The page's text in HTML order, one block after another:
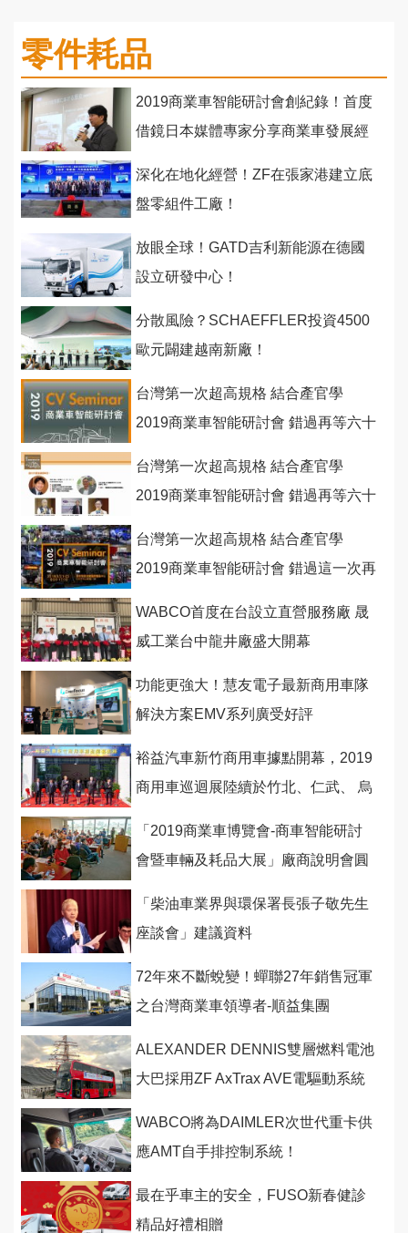
零件耗品
2019商業車智能研討會創紀錄！首度
借鏡日本媒體專家分享商業車發展經
深化在地化經營！ZF在張家港建立底
盤零組件工廠！
放眼全球！GATD吉利新能源在德國
設立研發中心！
分散風險？SCHAEFFLER投資4500
歐元闢建越南新廠！
台灣第一次超高規格 結合產官學
2019商業車智能研討會 錯過再等六十
台灣第一次超高規格 結合產官學
2019商業車智能研討會 錯過再等六十
台灣第一次超高規格 結合產官學
2019商業車智能研討會 錯過這一次再
WABCO首度在台設立直營服務廠 晟
威工業台中龍井廠盛大開幕
功能更強大！慧友電子最新商用車隊
解決方案EMV系列廣受好評
裕益汽車新竹商用車據點開幕，2019
商用車巡迴展陸續於竹北、仁武、 烏
「2019商業車博覽會-商車智能研討
會暨車輛及耗品大展」廠商說明會圓
「柴油車業界與環保署長張子敬先生
座談會」建議資料
72年來不斷蛻變！蟬聯27年銷售冠軍
之台灣商業車領導者-順益集團
ALEXANDER DENNIS雙層燃料電池
大巴採用ZF AxTrax AVE電驅動系統
WABCO將為DAIMLER次世代重卡供
應AMT自手排控制系統！
最在乎車主的安全，FUSO新春健診
精品好禮相贈